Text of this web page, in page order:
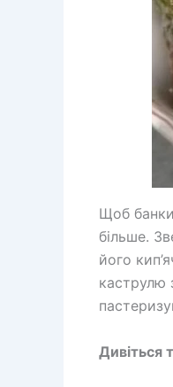
Щоб
більше.
його
каструлю
Дивіться